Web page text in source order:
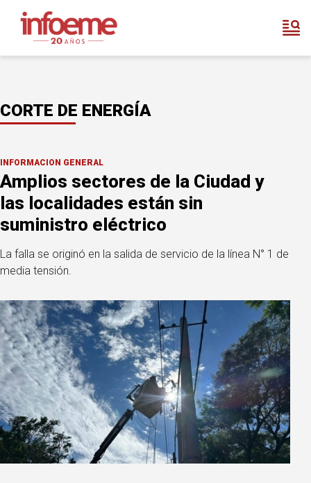
CORTE DE ENERGÍA
INFORMACION GENERAL
Amplios sectores de la Ciudad y
las localidades están sin
suministro eléctrico
La falla se originó en la salida de servicio de la línea N° 1 de
media tensión.